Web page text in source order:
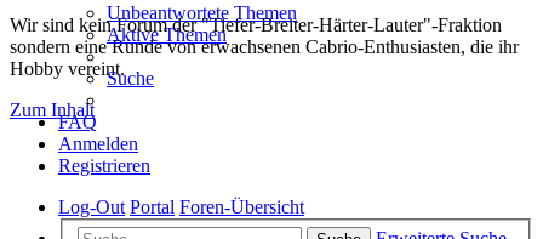
Wir sind kein Forum der "Tiefer-Breiter-Härter-Lauter"-Fraktion
sondern eine Runde von erwachsenen Cabrio-Enthusiasten, die ihr
Hobby vereint.
Zum Inhalt
Unbeantwortete Themen
Aktive Themen
Suche
FAQ
Anmelden
Registrieren
Log-Out Portal Foren-Übersicht